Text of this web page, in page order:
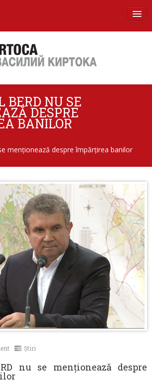
Știri
Blog
Foto
Video
De la vorbe – la fapte
Întrebări şi răspunsuri
Despre mine
Contacte
BERD NU SE
DESPRE
BANILOR
menționează despre împărțirea banilor
Știri
nu se menționează despre